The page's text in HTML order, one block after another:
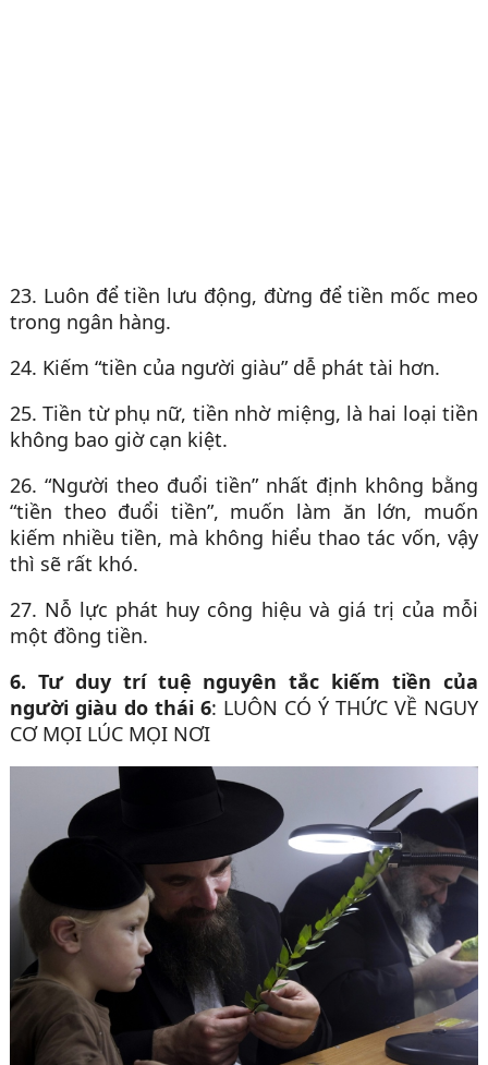
23. Luôn để tiền lưu động, đừng để tiền mốc meo
trong ngân hàng.
24. Kiếm “tiền của người giàu” dễ phát tài hơn.
25. Tiền từ phụ nữ, tiền nhờ miệng, là hai loại tiền
không bao giờ cạn kiệt.
26. “Người theo đuổi tiền” nhất định không bằng
“tiền theo đuổi tiền”, muốn làm ăn lớn, muốn
kiếm nhiều tiền, mà không hiểu thao tác vốn, vậy
thì sẽ rất khó.
27. Nỗ lực phát huy công hiệu và giá trị của mỗi
một đồng tiền.
6. Tư duy trí tuệ nguyên tắc kiếm tiền của
người giàu do thái 6: LUÔN CÓ Ý THỨC VỀ NGUY
CƠ MỌI LÚC MỌI NƠI